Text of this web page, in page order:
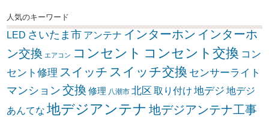
人気のキーワード
LED さいたま市 アンテナ インターホン インターホ
ン交換 エアコン コンセント コンセント交換 コン
セント修理 スイッチ スイッチ交換 センサーライト
マンション 交換 修理 八潮市 北区 取り付け 地デジ 地デジ
あんてな 地デジアンテナ 地デジアンテナ工事